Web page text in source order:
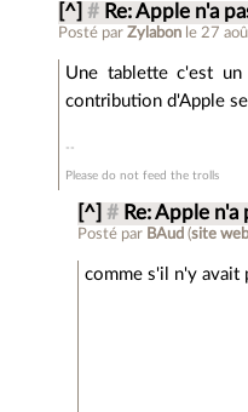
[^] # Re: Apple n'a
Posté parZylabon le 27
Une tablette c'est
contribution d'Apple
Please do not feed the trolls
[^] # Re: Apple
Posté par BAud (site
comme s'il n'y avait